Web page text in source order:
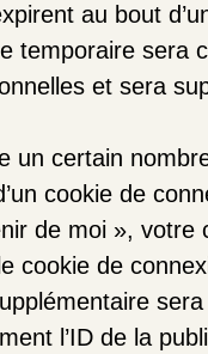
au bout
temporaire sera
et sera
certain
cookie de
de moi »,
cookie de
l’ID de la